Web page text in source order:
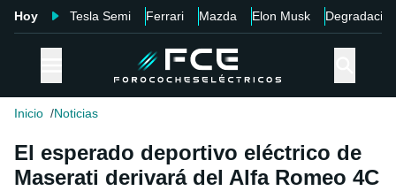
Hoy Tesla Semi Ferrari Mazda Elon Musk Degradación
Inicio Noticias
El esperado deportivo eléctrico de
Maserati derivará del Alfa Romeo 4C